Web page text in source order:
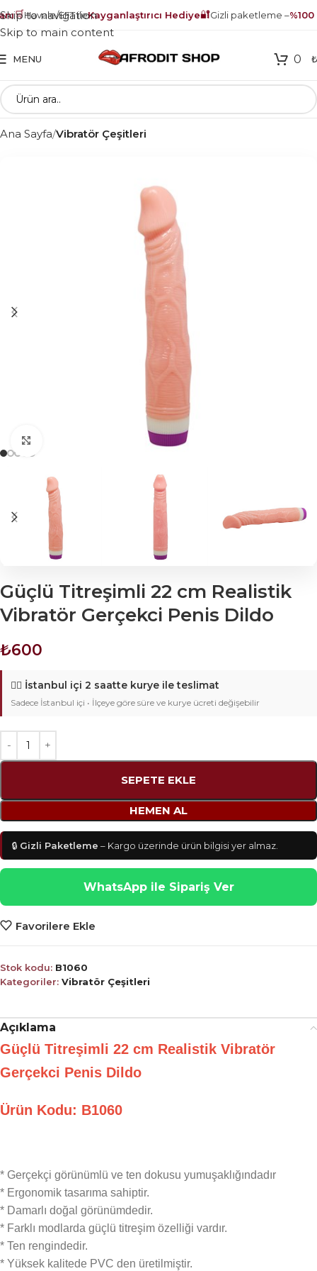
🛒Havale/EFT ileKayganlaştırıcı Hediye🔐Gizli paketleme –%100
Skip to navigation
Skip to main content
MENU 0 ₺
Ana Sayfa Vibratör Çeşitleri
Güçlü Titreşimli 22 cm Realistik
Vibratör Gerçekci Penis Dildo
₺600
🚴‍♂️ İstanbul içi 2 saatte kurye ile teslimat
Sadece İstanbul içi • İlçeye göre süre ve kurye ücreti değişebilir
SEPETE EKLE
HEMEN AL
🔒 Gizli Paketleme – Kargo üzerinde ürün bilgisi yer almaz.
WhatsApp ile Sipariş Ver
Favorilere Ekle
Stok kodu: B1060
Kategoriler: Vibratör Çeşitleri
Açıklama
Güçlü Titreşimli 22 cm Realistik Vibratör
Gerçekci Penis Dildo
Ürün Kodu: B1060
* Gerçekçi görünümlü ve ten dokusu yumuşaklığındadır
* Ergonomik tasarıma sahiptir.
* Damarlı doğal görünümdedir.
* Farklı modlarda güçlü titreşim özelliği vardır.
* Ten rengindedir.
* Yüksek kalitede PVC den üretilmiştir.